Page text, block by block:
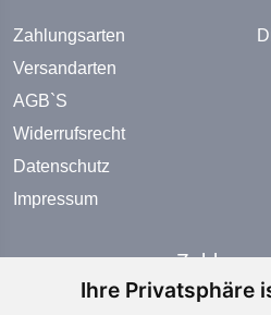
Ihre Privatsphäre
Zahlungsarten
Versandarten
AGB`S
Widerrufsrecht
Datenschutz
Impressum